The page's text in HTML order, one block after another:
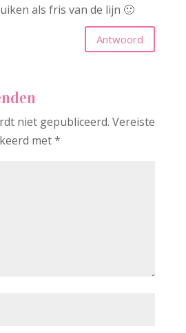
als fris van de lijn 🙂
Antwoord
niet gepubliceerd. Vereiste
met*